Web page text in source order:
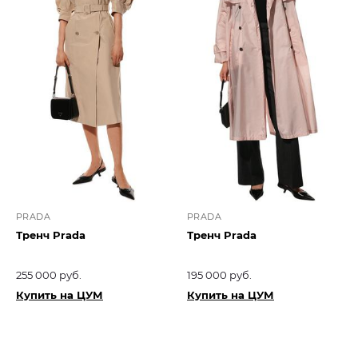
PRADA
Тренч Prada
255 000 руб.
Купить на ЦУМ
PRADA
Тренч Prada
195 000 руб.
Купить на ЦУМ